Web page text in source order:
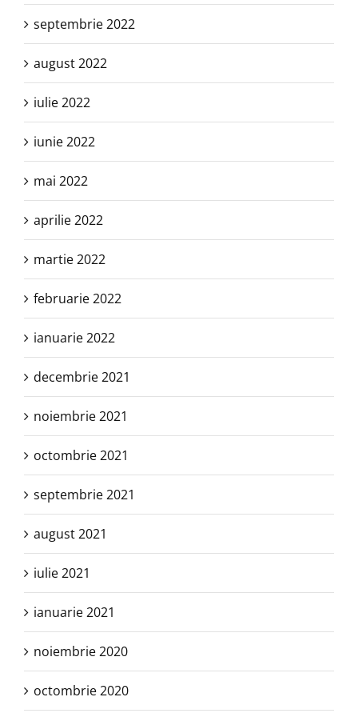
septembrie 2022
august 2022
iulie 2022
iunie 2022
mai 2022
aprilie 2022
martie 2022
februarie 2022
ianuarie 2022
decembrie 2021
noiembrie 2021
octombrie 2021
septembrie 2021
august 2021
iulie 2021
ianuarie 2021
noiembrie 2020
octombrie 2020